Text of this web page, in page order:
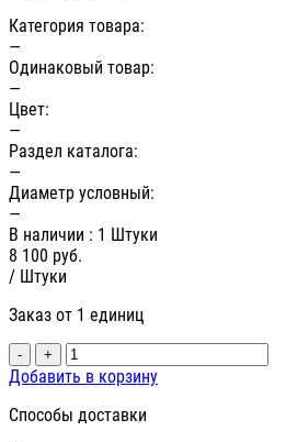
Категория товара:
—
Одинаковый товар:
—
Цвет:
—
Раздел каталога:
—
Диаметр условный:
—
В наличии : 1 Штуки
8 100 руб.
/ Штуки
Заказ от 1 единиц
- +
Добавить в корзину
Способы доставки